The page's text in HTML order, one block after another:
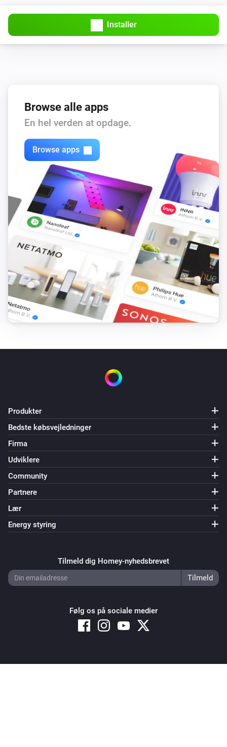
Installer
Browse alle apps
En hel verden at opdage.
Browse apps
Produkter
Bedste købsvejledninger
Firma
Udviklere
Community
Partnere
Lær
Energy styring
Tilmeld dig Homey-nyhedsbrevet
Følg os på sociale medier